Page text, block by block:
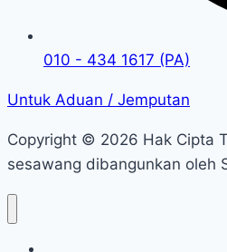
010 - 434 1617 (PA)
Untuk Aduan / Jemputan
Copyright © 2026 Hak Cipta
sesawang dibangunkan oleh